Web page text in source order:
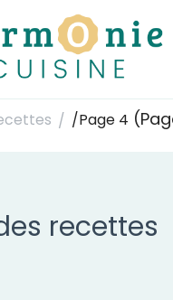
Cuisine
/ /Page 4
recettes